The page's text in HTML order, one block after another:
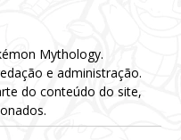
Mythology.
e administração.
do conteúdo do site,